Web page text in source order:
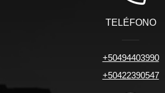
TELÉFONO
+50494403990
+50422390547